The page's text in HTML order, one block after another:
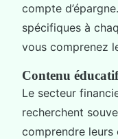
compte
spécifiques à
vous comprenez
Contenu
Le secteur
recherchent
comprendre leurs